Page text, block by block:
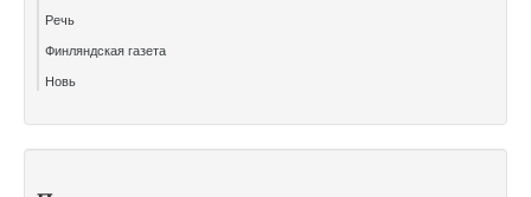
Речь
Финляндская газета
Новь